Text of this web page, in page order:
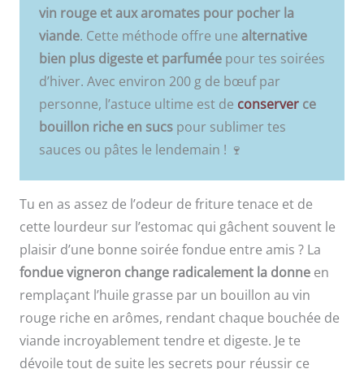
vin rouge et aux aromates pour pocher la
viande. Cette méthode offre une alternative
bien plus digeste et parfuméepour tes soirées
d’hiver. Avec environ 200 g de bœuf par
personne, l’astuce ultime est de conserverce
bouillon riche en sucspour sublimer tes
sauces ou pâtes le lendemain ! 🍷
Tu en as assez de l’odeur de friture tenace et de
cette lourdeur sur l’estomac qui gâchent souvent le
plaisir d’une bonne soirée fondue entre amis ? La
fondue vigneron change radicalement la donneen
remplaçant l’huile grasse par un bouillon au vin
rouge riche en arômes, rendant chaque bouchée de
viande incroyablement tendre et digeste. Je te
dévoile tout de suite les secrets pour réussir ce